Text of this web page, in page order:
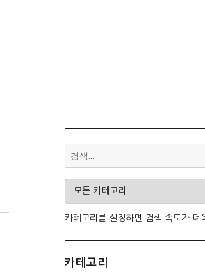
카테고리를 설정하면 검색 속도가 더
카테고리